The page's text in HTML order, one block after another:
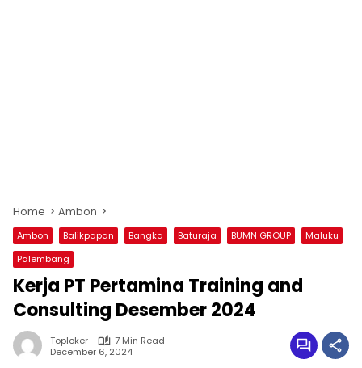
Home Ambon
Ambon Balikpapan Bangka Baturaja BUMN GROUP
Maluku
Palembang
Kerja PT Pertamina Training and
Consulting Desember 2024
Toploker
7 Min Read
December 6, 2024